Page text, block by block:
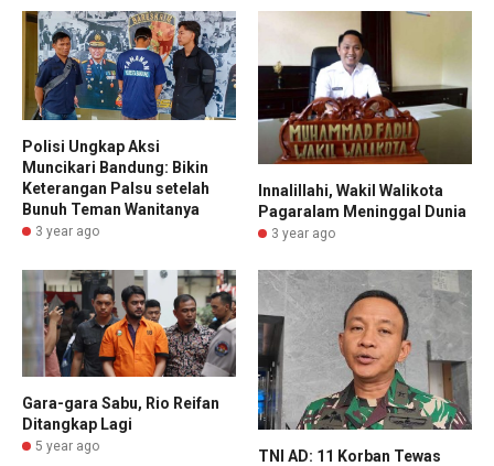
Polisi Ungkap Aksi
Muncikari Bandung: Bikin
Keterangan Palsu setelah
Bunuh Teman Wanitanya
3 year ago
Innalillahi, Wakil Walikota
Pagaralam Meninggal Dunia
3 year ago
Gara-gara Sabu, Rio Reifan
Ditangkap Lagi
5 year ago
TNI AD: 11 Korban Tewas